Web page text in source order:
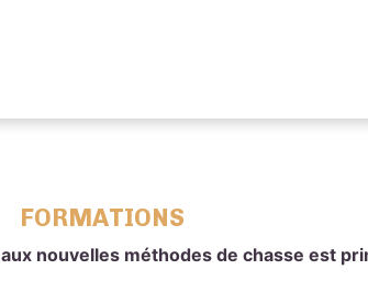
FORMATIONS
nouvelles méthodes de chasse est